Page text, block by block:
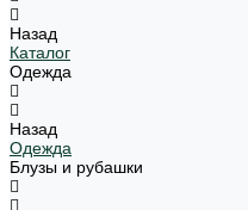
Назад
Каталог
Одежда
Назад
Одежда
Блузы и рубашки